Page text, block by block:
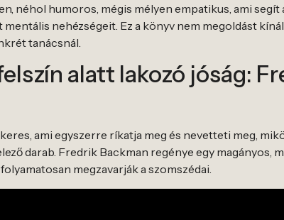
néhol humoros, mégis mélyen empatikus, ami
mentális nehézségeit. Ez a könyv nem megoldást
tanácsnál.
alatt lakozó jóság:
ami egyszerre ríkatja meg és nevetteti meg,
darab. Fredrik Backman regénye egy magányos,
megzavarják a szomszédai.